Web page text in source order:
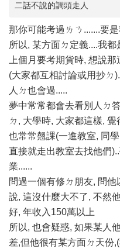
二話不說的調頭走人
那你可能考過ㄌㄋ.......要
所以, 某方面ㄉ定義....我都
上個月要考期貨時, 想說
(大家都互相討論或用抄ㄉ
人ㄉ也會過.....
夢中常常都會去看別人ㄉ
ㄉ, 大學時, 大家都這樣,
也常常翹課(一進教室, 同
直接就走出教室去找他們
業......
問過一個有修ㄉ朋友, 問
說, 這沒什麼大不了, 不然
好, 年收入150萬以上
所以, 也會疑惑, 如果某人
差,但他很有某方面ㄉ天份